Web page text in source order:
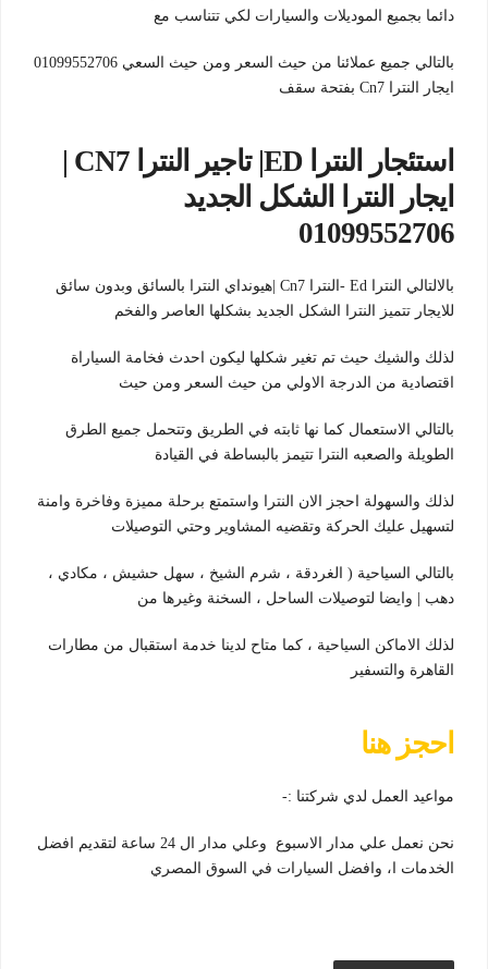
دائما بجميع الموديلات والسيارات لكي تتناسب مع
بالتالي جميع عملائنا من حيث السعر ومن حيث السعي 01099552706
ايجار النترا Cn7 بفتحة سقف
استئجار النترا ED| تاجير النترا CN7 |
ايجار النترا الشكل الجديد
01099552706
بالالتالي النترا Ed -النترا Cn7 |هيونداي النترا بالسائق وبدون سائق
للايجار تتميز النترا الشكل الجديد بشكلها العاصر والفخم
لذلك والشيك حيث تم تغير شكلها ليكون احدث فخامة السياراة
اقتصادية من الدرجة الاولي من حيث السعر ومن حيث
بالتالي الاستعمال كما نها ثابته في الطريق وتتحمل جميع الطرق
الطويلة والصعبه النترا تتيمز بالبساطة في القيادة
لذلك والسهولة احجز الان النترا واستمتع برحلة مميزة وفاخرة وامنة
لتسهيل عليك الحركة وتقضيه المشاوير وحتي التوصيلات
بالتالي السياحية ( الغردقة ، شرم الشيخ ، سهل حشيش ، مكادي ،
دهب | وايضا لتوصيلات الساحل ، السخنة وغيرها من
لذلك الاماكن السياحية ، كما متاح لدينا خدمة استقبال من مطارات
القاهرة والتسفير
احجز هنا
مواعيد العمل لدي شركتنا :-
نحن نعمل علي مدار الاسبوع وعلي مدار ال 24 ساعة لتقديم افضل
الخدمات ا، وافضل السيارات في السوق المصري